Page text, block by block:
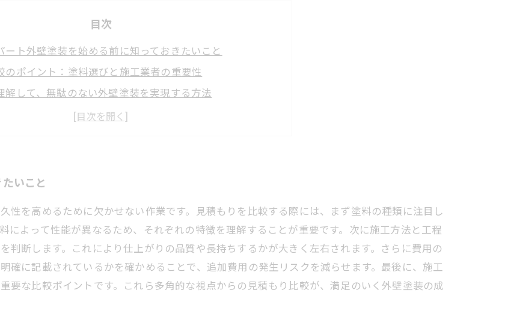
目次
ート外壁塗装を始める前に知っておきたいこと
のポイント：塗料選びと施工業者の重要性
解して、無駄のない外壁塗装を実現する方法
工業者の見極め方と松戸市ならではの注意点
ナンスと長持ちさせるためのポイント
いこと
性を高めるために欠かせない作業です。見積もりを比較する際には、まず塗料の種類に注目し
によって性能が異なるため、それぞれの特徴を理解することが重要です。次に施工方法と工程
判断します。これにより仕上がりの品質や長持ちするかが大きく左右されます。さらに費用の
確に記載されているかを確かめることで、追加費用の発生リスクを減らせます。最後に、施工
要な比較ポイントです。これら多角的な視点からの見積もり比較が、満足のいく外壁塗装の成